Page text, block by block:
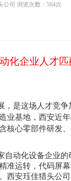
公司 浏览次数：584次
化企业人才匹
，是这场人才竞争
业基地，西安近
核心零部件研发
自动化设备企业的
准运转，代码屏
西安珏佳猎头公